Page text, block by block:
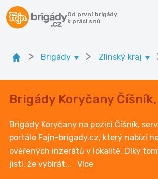
Od první brigády
k práci snů
> Brigády > Zlínský kraj
Brigády Koryčany
Brigády Koryčany na pozici Číšník,
portále Fajn-brigady.cz, který nabízí
ověřených inzerátů v lokalitě. Díky
jistí, že vybírát... Více